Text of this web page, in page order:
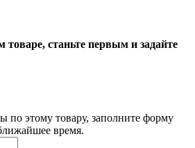
товаре, станьте первым и задайте
по этому товару, заполните форму
время.